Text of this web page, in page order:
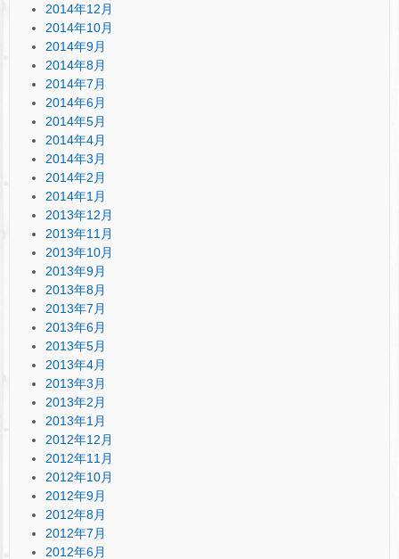
2014年12月
2014年10月
2014年9月
2014年8月
2014年7月
2014年6月
2014年5月
2014年4月
2014年3月
2014年2月
2014年1月
2013年12月
2013年11月
2013年10月
2013年9月
2013年8月
2013年7月
2013年6月
2013年5月
2013年4月
2013年3月
2013年2月
2013年1月
2012年12月
2012年11月
2012年10月
2012年9月
2012年8月
2012年7月
2012年6月